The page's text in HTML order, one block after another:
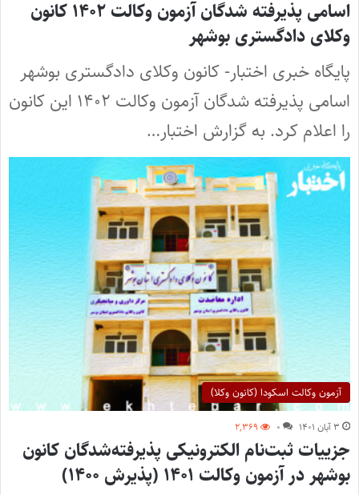
اسامی پذیرفته شدگان آزمون وکالت ۱۴۰۲ کانون
وکلای دادگستری بوشهر
پایگاه خبری اختبار- کانون وکلای دادگستری بوشهر
اسامی پذیرفته شدگان آزمون وکالت ۱۴۰۲ این کانون
را اعلام کرد. به گزارش اختبار…
آزمون وکالت اسکودا (کانون وکلا)
۳ آبان ۱۴۰۱ ۰ ۲,۳۶۹
جزییات ثبت‌نام الکترونیکی پذیرفته‌شدگان کانون
بوشهر در آزمون وکالت ۱۴۰۱ (پذیرش ۱۴۰۰)